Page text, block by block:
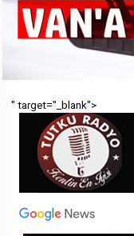
" target="_blank">